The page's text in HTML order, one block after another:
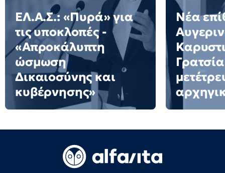
ΕΛ.Α.Σ.: «Πυρά» για
τις υποκλοπές -
«Απροκάλυπτη
ώσμωση
Δικαιοσύνης και
κυβέρνησης»
Νέα